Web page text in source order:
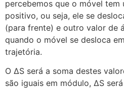
percebemos que o móvel tem
positivo, ou seja, ele se
(para frente) e outro valor de
quando o móvel se desloca
trajetória.
O ∆S será a soma destes
são iguais em módulo, ∆S